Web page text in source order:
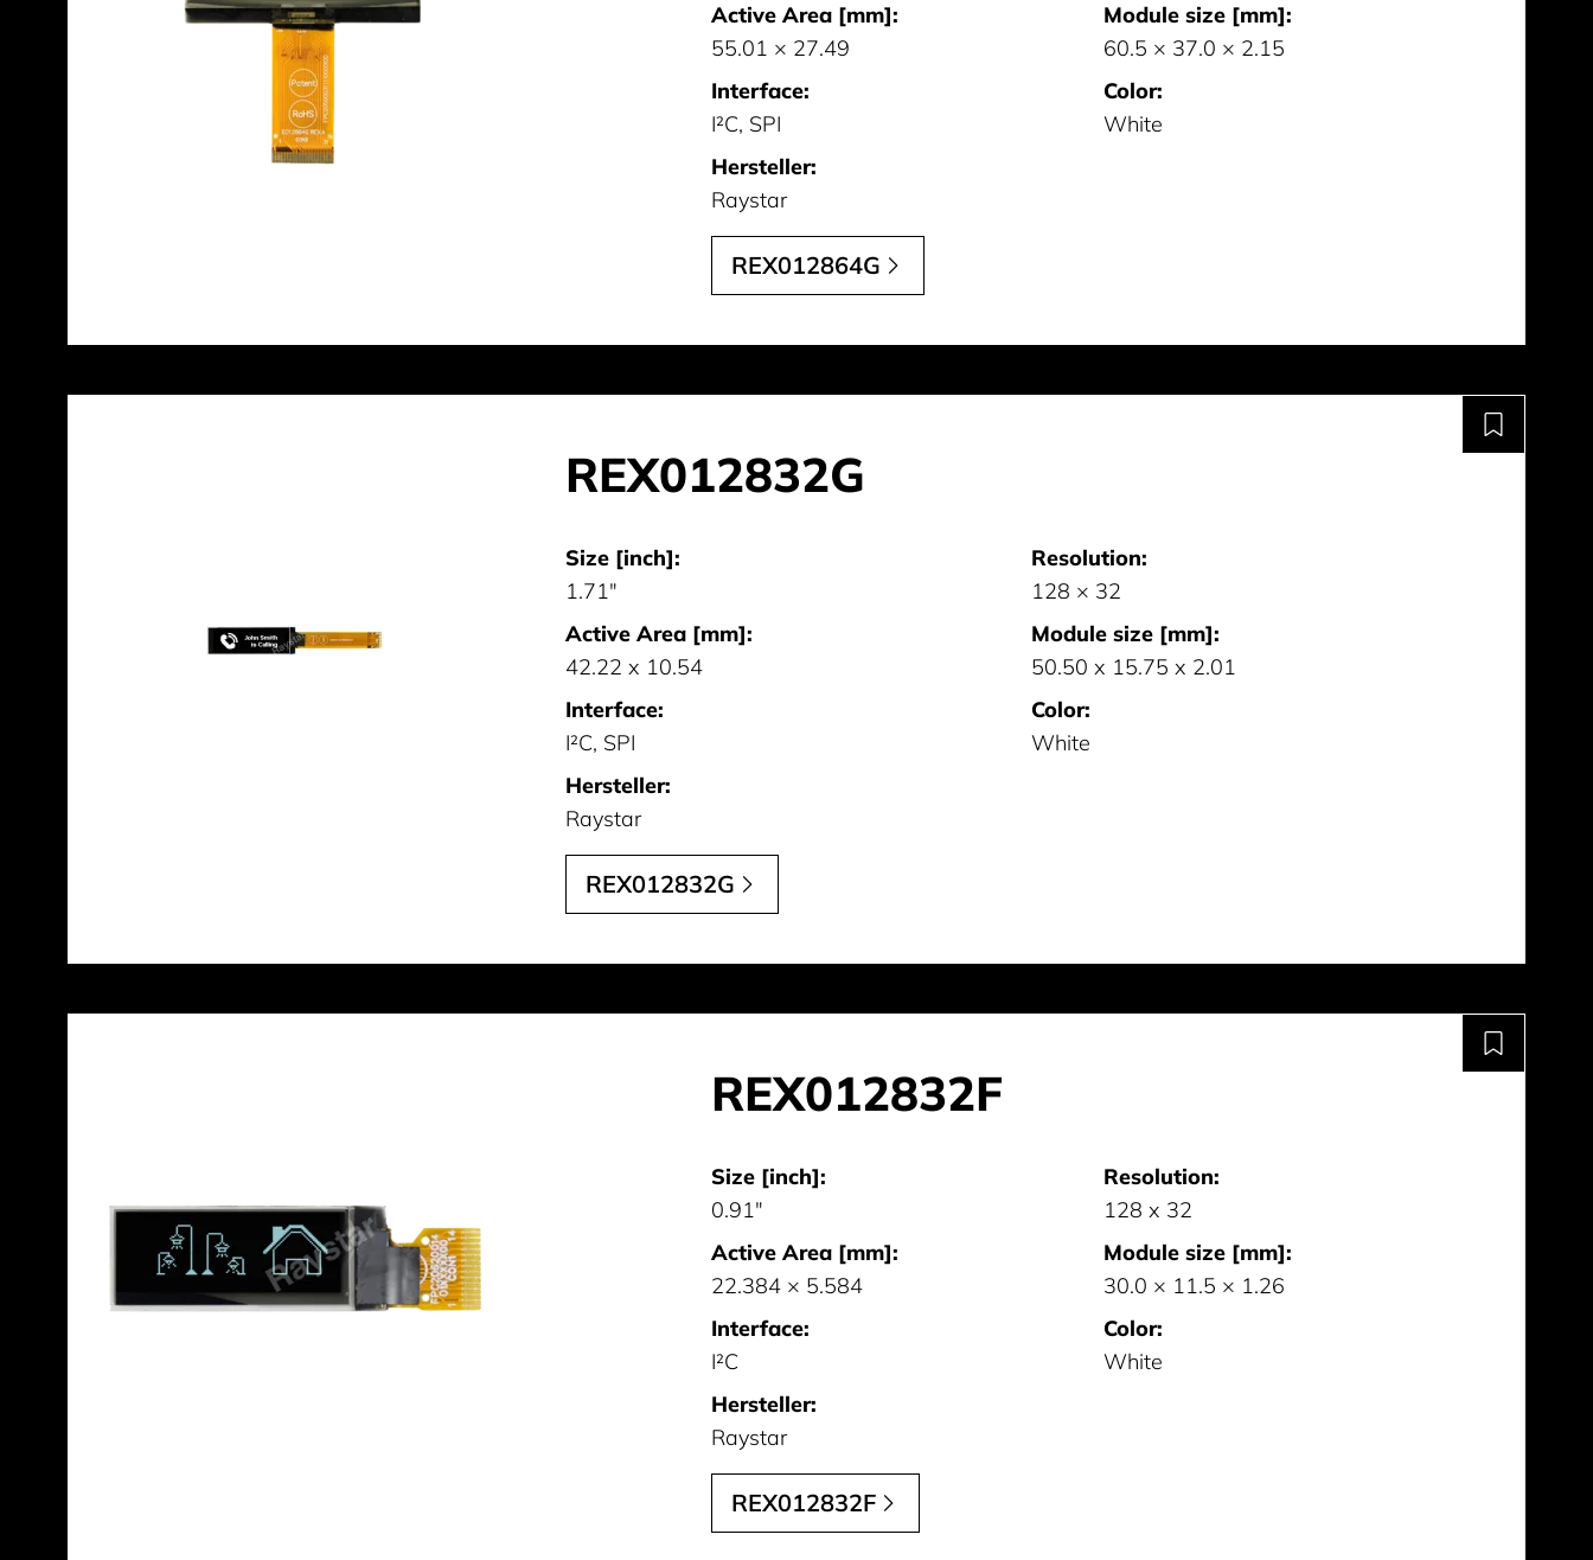
Active Area [mm]:
55.01 × 27.49
Module size [mm]:
60.5 × 37.0 × 2.15
Interface:
I²C, SPI
Color:
White
Hersteller:
Raystar
REX012864G
REX012832G
Size [inch]:
1.71"
Resolution:
128 × 32
Active Area [mm]:
42.22 x 10.54
Module size [mm]:
50.50 x 15.75 x 2.01
Interface:
I²C, SPI
Color:
White
Hersteller:
Raystar
REX012832G
REX012832F
Size [inch]:
0.91"
Resolution:
128 x 32
Active Area [mm]:
22.384 × 5.584
Module size [mm]:
30.0 × 11.5 × 1.26
Interface:
I²C
Color:
White
Hersteller:
Raystar
REX012832F